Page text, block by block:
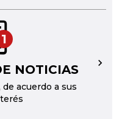
1
NOTICIAS
acuerdo a sus
→